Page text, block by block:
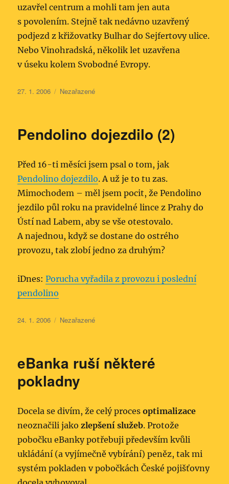
uzavřel centrum a mohli tam jen auta
s povolením. Stejně tak nedávno uzavřený
podjezd z křižovatky Bulhar do Sejfertovy ulice.
Nebo Vinohradská, několik let uzavřena
v úseku kolem Svobodné Evropy.
Publikováno:
27. 1. 2006 Rubriky:
Nezařazené
Pendolino dojezdilo (2)
Před 16-ti měsíci jsem psal o tom, jak
Pendolino dojezdilo. A už je to tu zas.
Mimochodem – měl jsem pocit, že Pendolino
jezdilo půl roku na pravidelné lince z Prahy do
Ústí nad Labem, aby se vše otestovalo.
A najednou, když se dostane do ostrého
provozu, tak zlobí jedno za druhým?
iDnes:Porucha vyřadila z provozu i poslední
pendolino
Publikováno:
24. 1. 2006 Rubriky:
Nezařazené
eBanka ruší některé
pokladny
Docela se divím, že celý procesoptimalizace
neoznačili jakozlepšení služeb. Protože
pobočku eBanky potřebuji především kvůli
ukládání (a vyjímečně vybírání) peněz, tak mi
systém pokladen v pobočkách České pojišťovny